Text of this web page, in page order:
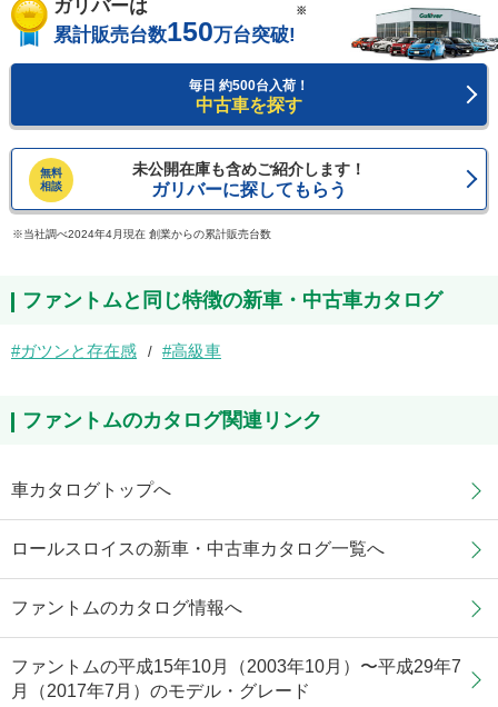
ガリバーは
累計販売台数150万台突破!
※
毎日 約500台入荷！
中古車を探す
無料
相談
未公開在庫も含めご紹介します！
ガリバーに探してもらう
当社調べ2024年4月現在 創業からの累計販売台数
ファントムと同じ特徴の新車・中古車カタログ
ガツンと存在感 高級車
ファントムのカタログ関連リンク
車カタログトップへ
ロールスロイスの新車・中古車カタログ一覧へ
ファントムのカタログ情報へ
ファントムの平成15年10月（2003年10月）〜平成29年7
月（2017年7月）のモデル・グレード